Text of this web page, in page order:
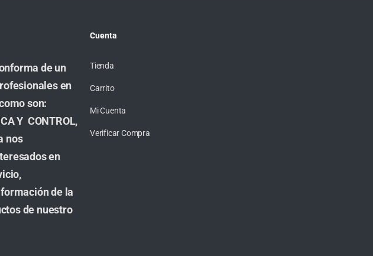
de un
en
son:
Y CONTROL,
nos
en
de la
de nuestro
Cuenta
Tienda
Carrito
Mi Cuenta
Verificar Compra